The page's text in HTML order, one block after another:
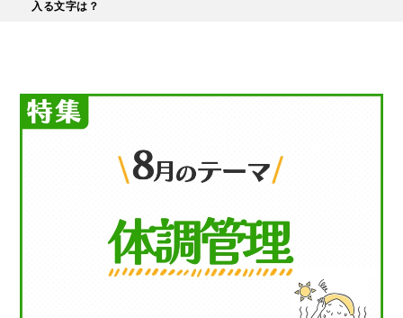
入る文字は？